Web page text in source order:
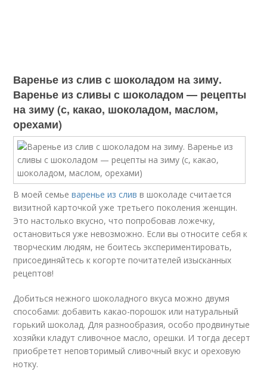
Варенье из слив с шоколадом на зиму.
Варенье из сливы с шоколадом — рецепты
на зиму (с, какао, шоколадом, маслом,
орехами)
В моей семьеваренье из слив в шоколаде считается
визитной карточкой уже третьего поколения женщин.
Это настолько вкусно, что попробовав ложечку,
остановиться уже невозможно. Если вы относите себя к
творческим людям, не боитесь экспериментировать,
присоединяйтесь к когорте почитателей изысканных
рецептов!
Добиться нежного шоколадного вкуса можно двумя
способами: добавить какао-порошок или натуральный
горький шоколад. Для разнообразия, особо продвинутые
хозяйки кладут сливочное масло, орешки. И тогда десерт
приобретет неповторимый сливочный вкус и ореховую
нотку.